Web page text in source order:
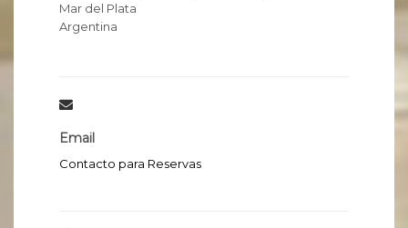
Mar del Plata
Argentina
Email
Contacto para Reservas